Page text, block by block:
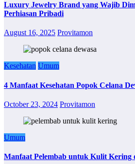
Luxury Jewelry Brand yang Wajib
Perhiasan Pribadi
August 16, 2025 Provitamon
Kesehatan Umum
4 Manfaat Kesehatan Popok Celana
October 23, 2024 Provitamon
Umum
Manfaat Pelembab untuk Kulit Kering